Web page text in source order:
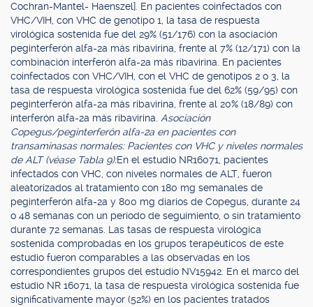
Cochran-Mantel- Haenszel]. En pacientes coinfectados con
VHC/VIH, con VHC de genotipo 1, la tasa de respuesta
virológica sostenida fue del 29% (51/176) con la asociación
peginterferón alfa-2a más ribavirina, frente al 7% (12/171) con la
combinación interferón alfa-2a más ribavirina. En pacientes
coinfectados con VHC/VIH, con el VHC de genotipos 2 o 3, la
tasa de respuesta virológica sostenida fue del 62% (59/95) con
peginterferón alfa-2a más ribavirina, frente al 20% (18/89) con
interferón alfa-2a más ribavirina. Asociación
Copegus/peginterferón alfa-2a en pacientes con
transaminasas normales: Pacientes con VHC y niveles normales
de ALT (véase Tabla 9):En el estudio NR16071, pacientes
infectados con VHC, con niveles normales de ALT, fueron
aleatorizados al tratamiento con 180 mg semanales de
peginterferón alfa-2a y 800 mg diarios de Copegus, durante 24
o 48 semanas con un período de seguimiento, o sin tratamiento
durante 72 semanas. Las tasas de respuesta virológica
sostenida comprobadas en los grupos terapéuticos de este
estudio fueron comparables a las observadas en los
correspondientes grupos del estudio NV15942. En el marco del
estudio NR 16071, la tasa de respuesta virológica sostenida fue
significativamente mayor (52%) en los pacientes tratados